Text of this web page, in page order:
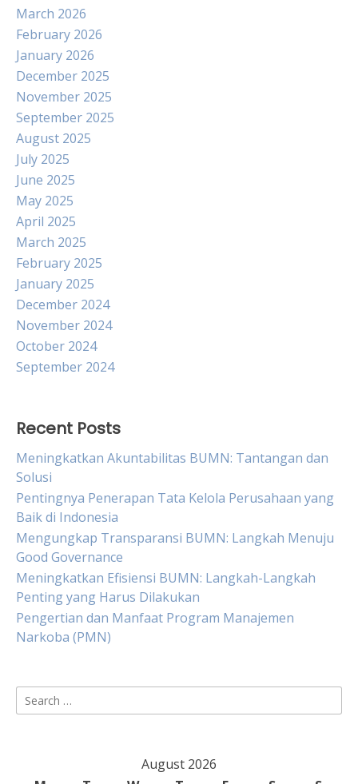
March 2026
February 2026
January 2026
December 2025
November 2025
September 2025
August 2025
July 2025
June 2025
May 2025
April 2025
March 2025
February 2025
January 2025
December 2024
November 2024
October 2024
September 2024
Recent Posts
Meningkatkan Akuntabilitas BUMN: Tantangan dan
Solusi
Pentingnya Penerapan Tata Kelola Perusahaan yang
Baik di Indonesia
Mengungkap Transparansi BUMN: Langkah Menuju
Good Governance
Meningkatkan Efisiensi BUMN: Langkah-Langkah
Penting yang Harus Dilakukan
Pengertian dan Manfaat Program Manajemen
Narkoba (PMN)
Search
for:
August 2026